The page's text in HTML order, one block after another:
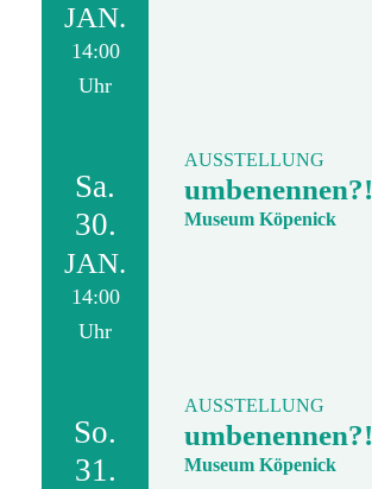
JAN.
14:00
Uhr
Sa.
30.
JAN.
14:00
Uhr
AUSSTELLUNG
umbenennen?!
Museum Köpenick
So.
31.
AUSSTELLUNG
umbenennen?!
Museum Köpenick